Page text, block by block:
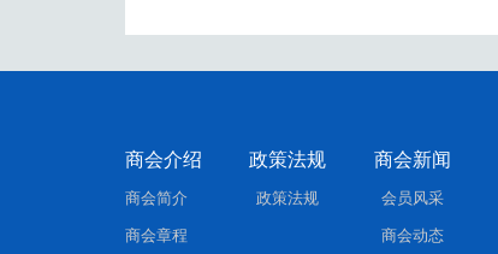
商会介绍
商会简介
商会章程
政策法规
政策法规
商会新闻
会员风采
商会动态